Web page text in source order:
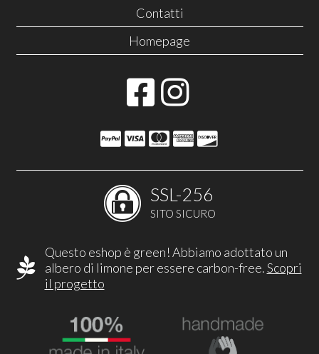
Contatti
Homepage
SSL-256
SITO SICURO
Questo eshop è green! Abbiamo adottato un
albero di limone per essere carbon-free.Scopri
il progetto